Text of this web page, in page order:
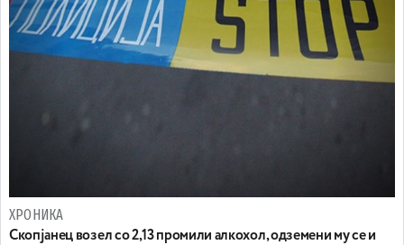
ХРОНИКА
Скопјанец возел со 2,13 промили алкохол, одземени му се и